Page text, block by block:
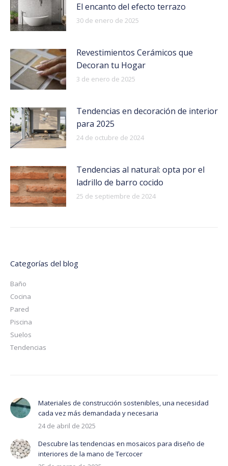
El encanto del efecto terrazo
30 de enero de 2025
Revestimientos Cerámicos que
Decoran tu Hogar
3 de enero de 2025
Tendencias en decoración de interior
para 2025
24 de octubre de 2024
Tendencias al natural: opta por el
ladrillo de barro cocido
25 de septiembre de 2024
Categorías del blog
Baño
Cocina
Pared
Piscina
Suelos
Tendencias
Materiales de construcción sostenibles, una necesidad
cada vez más demandada y necesaria
24 de abril de 2025
Descubre las tendencias en mosaicos para diseño de
interiores de la mano de Tercocer